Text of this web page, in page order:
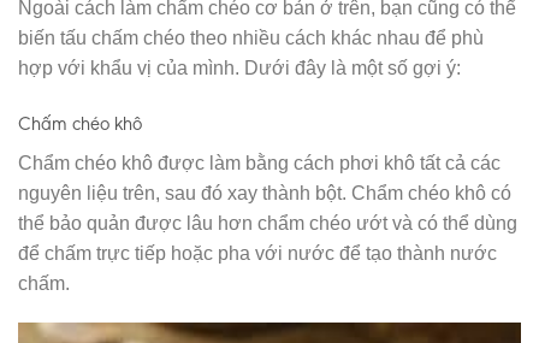
Ngoài cách làm chẩm chéo cơ bản ở trên, bạn cũng có thể
biến tấu chấm chéo theo nhiều cách khác nhau để phù
hợp với khẩu vị của mình. Dưới đây là một số gợi ý:
Chấm chéo khô
Chẩm chéo khô được làm bằng cách phơi khô tất cả các
nguyên liệu trên, sau đó xay thành bột. Chẩm chéo khô có
thể bảo quản được lâu hơn chẩm chéo ướt và có thể dùng
để chấm trực tiếp hoặc pha với nước để tạo thành nước
chấm.